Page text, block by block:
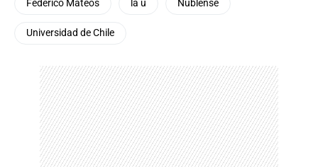
Federico Mateos la u Ñublense
Universidad de Chile